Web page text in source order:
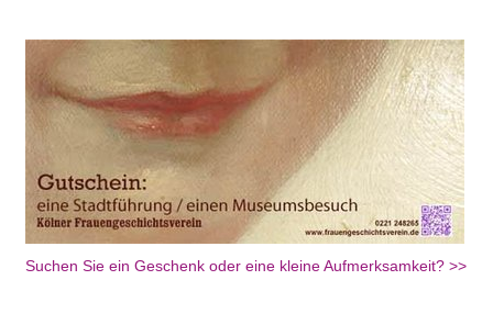
Suchen Sie ein Geschenk oder eine kleine Aufmerksamkeit? >>